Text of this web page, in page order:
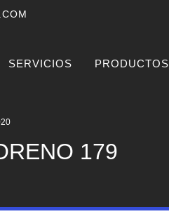
SERVICIOS PRODUCTOS
179